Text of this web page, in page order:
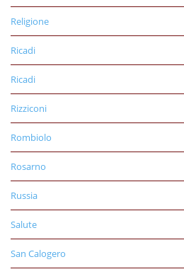
Religione
Ricadi
Ricadi
Rizziconi
Rombiolo
Rosarno
Russia
Salute
San Calogero